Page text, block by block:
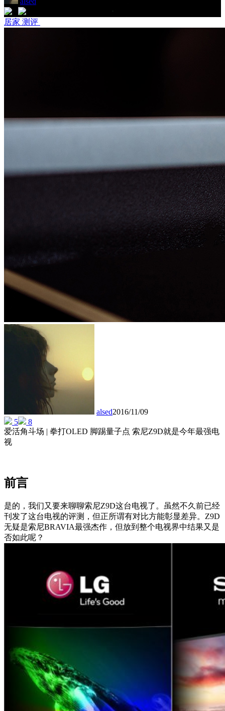
居家 测评
alsed2016/11/09
5
8
爱活角斗场 | 拳打OLED 脚踢量子点 索尼Z9D就是今年最强电
视
前言
是的，我们又要来聊聊索尼Z9D这台电视了。虽然不久前已经
刊发了这台电视的评测，但正所谓有对比方能彰显差异。Z9D
无疑是索尼BRAVIA最强杰作，但放到整个电视界中结果又是
否如此呢？